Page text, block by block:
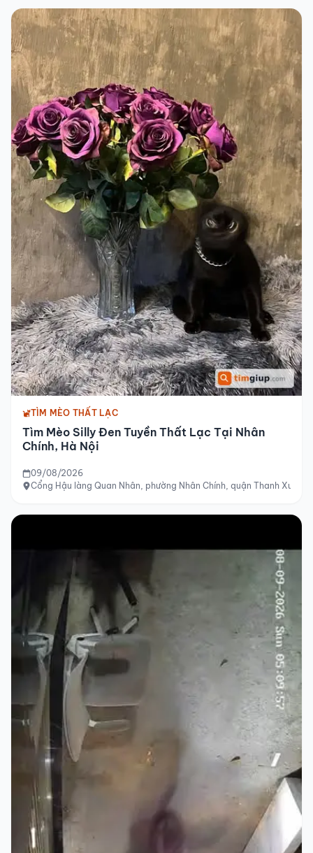
TÌM MÈO THẤT LẠC
Tìm Mèo Silly Đen Tuyền Thất Lạc Tại Nhân
Chính, Hà Nội
09/08/2026
Cổng Hậu làng Quan Nhân, phường Nhân Chính, quận Thanh Xuân,